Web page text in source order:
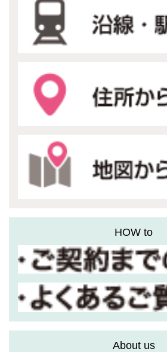
HOW to
About us